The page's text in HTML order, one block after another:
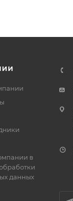
в
данных